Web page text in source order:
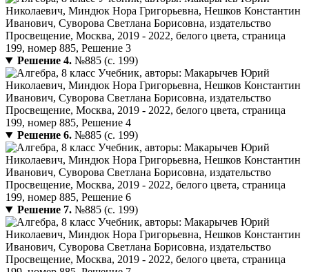
Решение 4.№885 (с. 199)
Решение 6.№885 (с. 199)
Решение 7.№885 (с. 199)